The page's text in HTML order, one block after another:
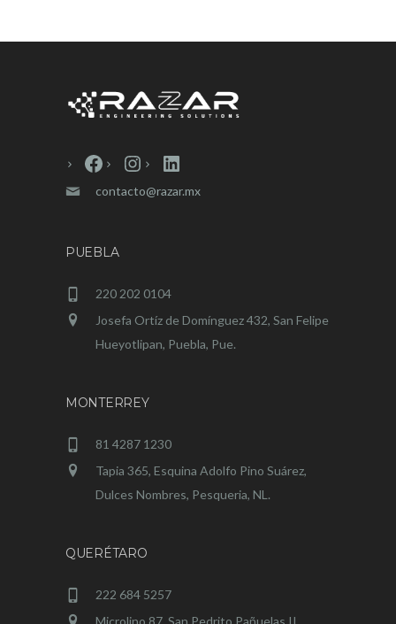
Facebook
Instagram
LinkedIn
contacto@razar.mx
PUEBLA
220 202 0104
Josefa Ortíz de Domínguez 432, San Felipe
Hueyotlipan, Puebla, Pue.
MONTERREY
81 4287 1230
Tapia 365, Esquina Adolfo Pino Suárez,
Dulces Nombres, Pesqueria, NL.
QUERÉTARO
222 684 5257